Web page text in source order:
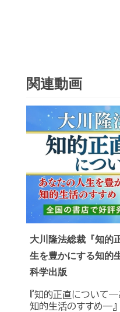
関連動画
大川隆法総裁『知的
生を豊かにする知的
科学出版
『知的正直について
知的生活のすすめ―』